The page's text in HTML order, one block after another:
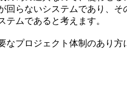
回らないシステムであり、
テムであると考えます。
なプロジェクト体制のあり